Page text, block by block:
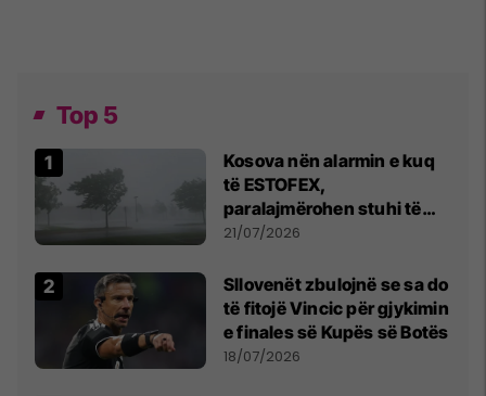
Top 5
Kosova nën alarmin e kuq
të ESTOFEX,
paralajmërohen stuhi të
fuqishme me breshër dhe
21/07/2026
Sllovenët zbulojnë se sa do
të fitojë Vincic për gjykimin
e finales së Kupës së Botës
18/07/2026